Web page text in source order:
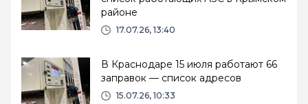
районе
17.07.26, 13:40
В Краснодаре 15 июля работают 66
заправок — список адресов
15.07.26, 10:33